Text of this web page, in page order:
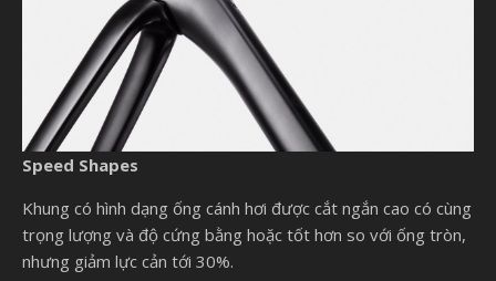
Speed Shapes
Khung có hình dạng ống cánh hơi được cắt ngắn cao có cùng
trọng lượng và độ cứng bằng hoặc tốt hơn so với ống tròn,
nhưng giảm lực cản tới 30%.